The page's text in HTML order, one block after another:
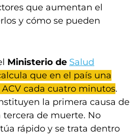
que aumentan el
y cómo se pueden
Ministerio de Salud
que en el país una
cada cuatro minutos.
la primera causa de
tercera de muerte. No
rápido y se trata dentro